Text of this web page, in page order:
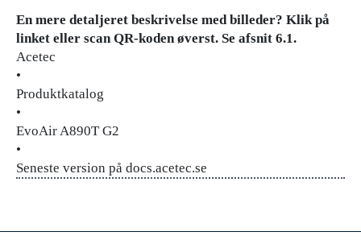
En mere detaljeret beskrivelse med billeder? Klik på
linket eller scan QR-koden øverst. Se afsnit 6.1.
Acetec
•
Produktkatalog
•
EvoAir A890T G2
•
Seneste version på docs.acetec.se